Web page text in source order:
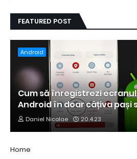
FEATURED POST
Android
Cum să înregistrezi
Android în doar câțiva pași
Daniel Nicolae 20.4.23
Home